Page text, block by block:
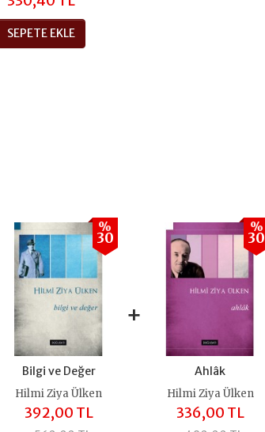
SEPETE EKLE
Bilgi ve Değer
%
30
Hilmi Ziya Ülken
392,00 TL
+
Ahlâk
%
30
Hilmi Ziya Ülken
336,00 TL